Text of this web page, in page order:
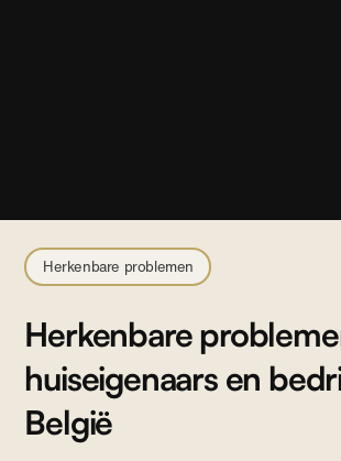
Herkenbare problemen
Herkenbare
huiseigenaars en
België